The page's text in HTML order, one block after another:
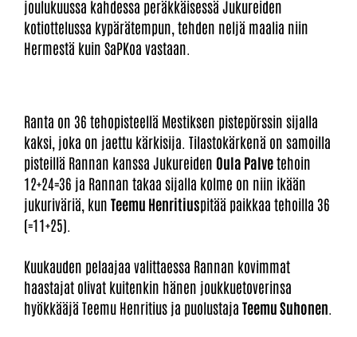
joulukuussa kahdessa peräkkäisessä Jukureiden
kotiottelussa kypärätempun, tehden neljä maalia niin
Hermestä kuin SaPKoa vastaan.
Ranta on 36 tehopisteellä Mestiksen pistepörssin sijalla
kaksi, joka on jaettu kärkisija. Tilastokärkenä on samoilla
pisteillä Rannan kanssa Jukureiden Oula Palvetehoin
12+24=36 ja Rannan takaa sijalla kolme on niin ikään
jukuriväriä, kun Teemu Henritiuspitää paikkaa tehoilla 36
(=11+25).
Kuukauden pelaajaa valittaessa Rannan kovimmat
haastajat olivat kuitenkin hänen joukkuetoverinsa
hyökkääjä Teemu Henritius ja puolustaja Teemu Suhonen